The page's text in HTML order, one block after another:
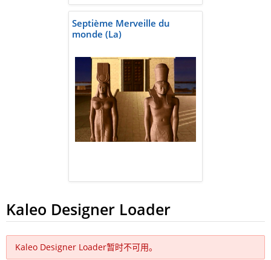
Septième Merveille du
monde (La)
Kaleo Designer Loader
Kaleo Designer Loader暂时不可用。